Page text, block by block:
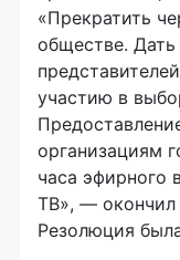
«Прекратить
обществе. Дать
участию в
организациям
часа эфирного
ТВ», — окончил
Резолюция